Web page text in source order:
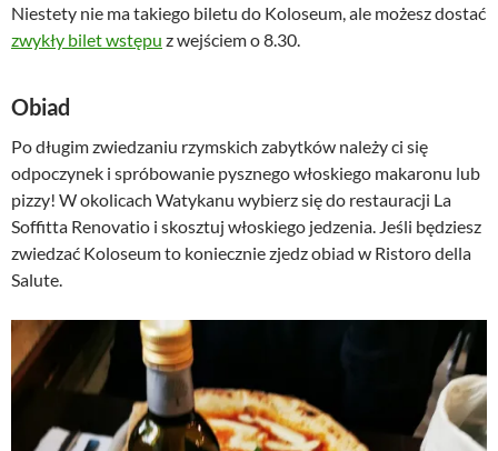
Niestety nie ma takiego biletu do Koloseum, ale możesz dostać
zwykły bilet wstępu z wejściem o 8.30.
Obiad
Po długim zwiedzaniu rzymskich zabytków należy ci się
odpoczynek i spróbowanie pysznego włoskiego makaronu lub
pizzy! W okolicach Watykanu wybierz się do restauracji La
Soffitta Renovatio i skosztuj włoskiego jedzenia. Jeśli będziesz
zwiedzać Koloseum to koniecznie zjedz obiad w Ristoro della
Salute.